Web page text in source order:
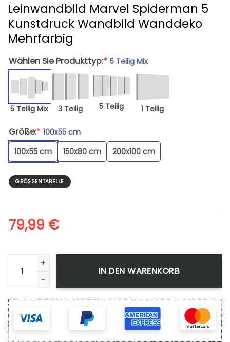
Leinwandbild Marvel Spiderman 5
Kunstdruck Wandbild Wanddeko
Mehrfarbig
Wählen Sie Produkttyp:* 5 Teilig Mix
5 Teilig Mix 3 Teilig 5 Teilig 1 Teilig
Größe:* 100x55 cm
100x55 cm
150x80 cm 200x100 cm
GRÖSSENTABELLE
79,99 €
Leinwandbild Marvel Spiderman 5 Kunstdruck Wandbild
IN DEN WARENKORB